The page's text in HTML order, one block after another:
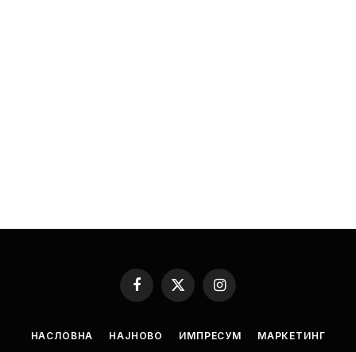
Facebook
X
Instagram
НАСЛОВНА НАЈНОВО ИМПРЕСУМ МАРКЕТИНГ